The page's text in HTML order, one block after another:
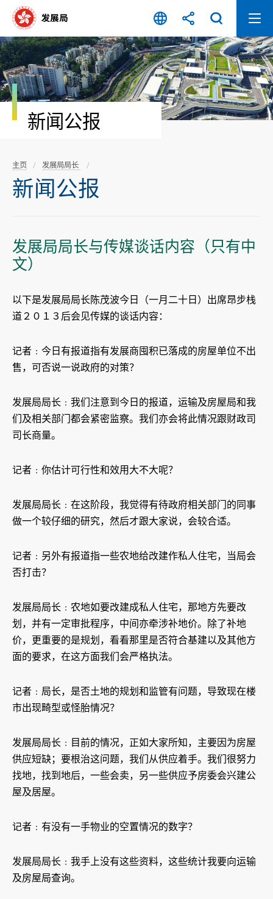
容
开
始
新闻公报
主页 发展局局长
新闻公报
发展局局长与传媒谈话内容（只有中
文）
以下是发展局局长陈茂波今日（一月二十日）出席昂步栈
道２０１３后会见传媒的谈话内容：
记者﹕今日有报道指有发展商囤积已落成的房屋单位不出
售，可否说一说政府的对策？
发展局局长﹕我们注意到今日的报道，运输及房屋局和我
们及相关部门都会紧密监察。我们亦会将此情况跟财政司
司长商量。
记者﹕你估计可行性和效用大不大呢？
发展局局长﹕在这阶段，我觉得有待政府相关部门的同事
做一个较仔细的研究，然后才跟大家说，会较合适。
记者﹕另外有报道指一些农地给改建作私人住宅，当局会
否打击？
发展局局长﹕农地如要改建成私人住宅，那地方先要改
划，并有一定审批程序，中间亦牵涉补地价。除了补地
价，更重要的是规划，看看那里是否符合基建以及其他方
面的要求，在这方面我们会严格执法。
记者﹕局长，是否土地的规划和监管有问题，导致现在楼
市出现畸型或怪胎情况？
发展局局长﹕目前的情况，正如大家所知，主要因为房屋
供应短缺；要根治这问题，我们从供应着手。我们很努力
找地，找到地后，一些会卖，另一些供应予房委会兴建公
屋及居屋。
记者﹕有没有一手物业的空置情况的数字？
发展局局长﹕我手上没有这些资料，这些统计我要向运输
及房屋局查询。